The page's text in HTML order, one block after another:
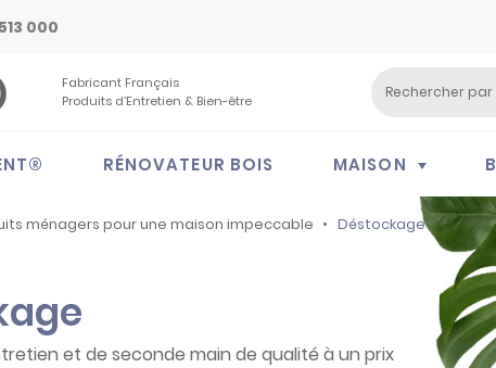
000
Fabricant Français
Produits d’Entretien & Bien-être
RÉNOVATEUR BOIS MAISON
ménagers pour une maison impeccable Déstockage
et de seconde main de qualité à un prix